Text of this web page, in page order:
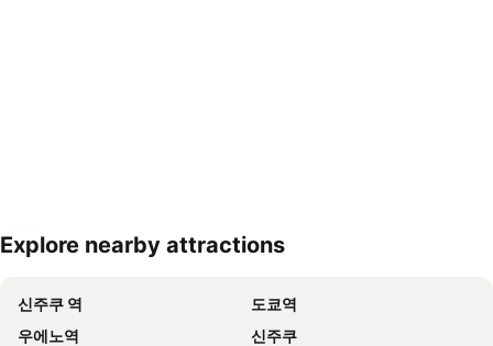
Explore nearby attractions
신주쿠 역
도쿄역
우에노역
신주쿠